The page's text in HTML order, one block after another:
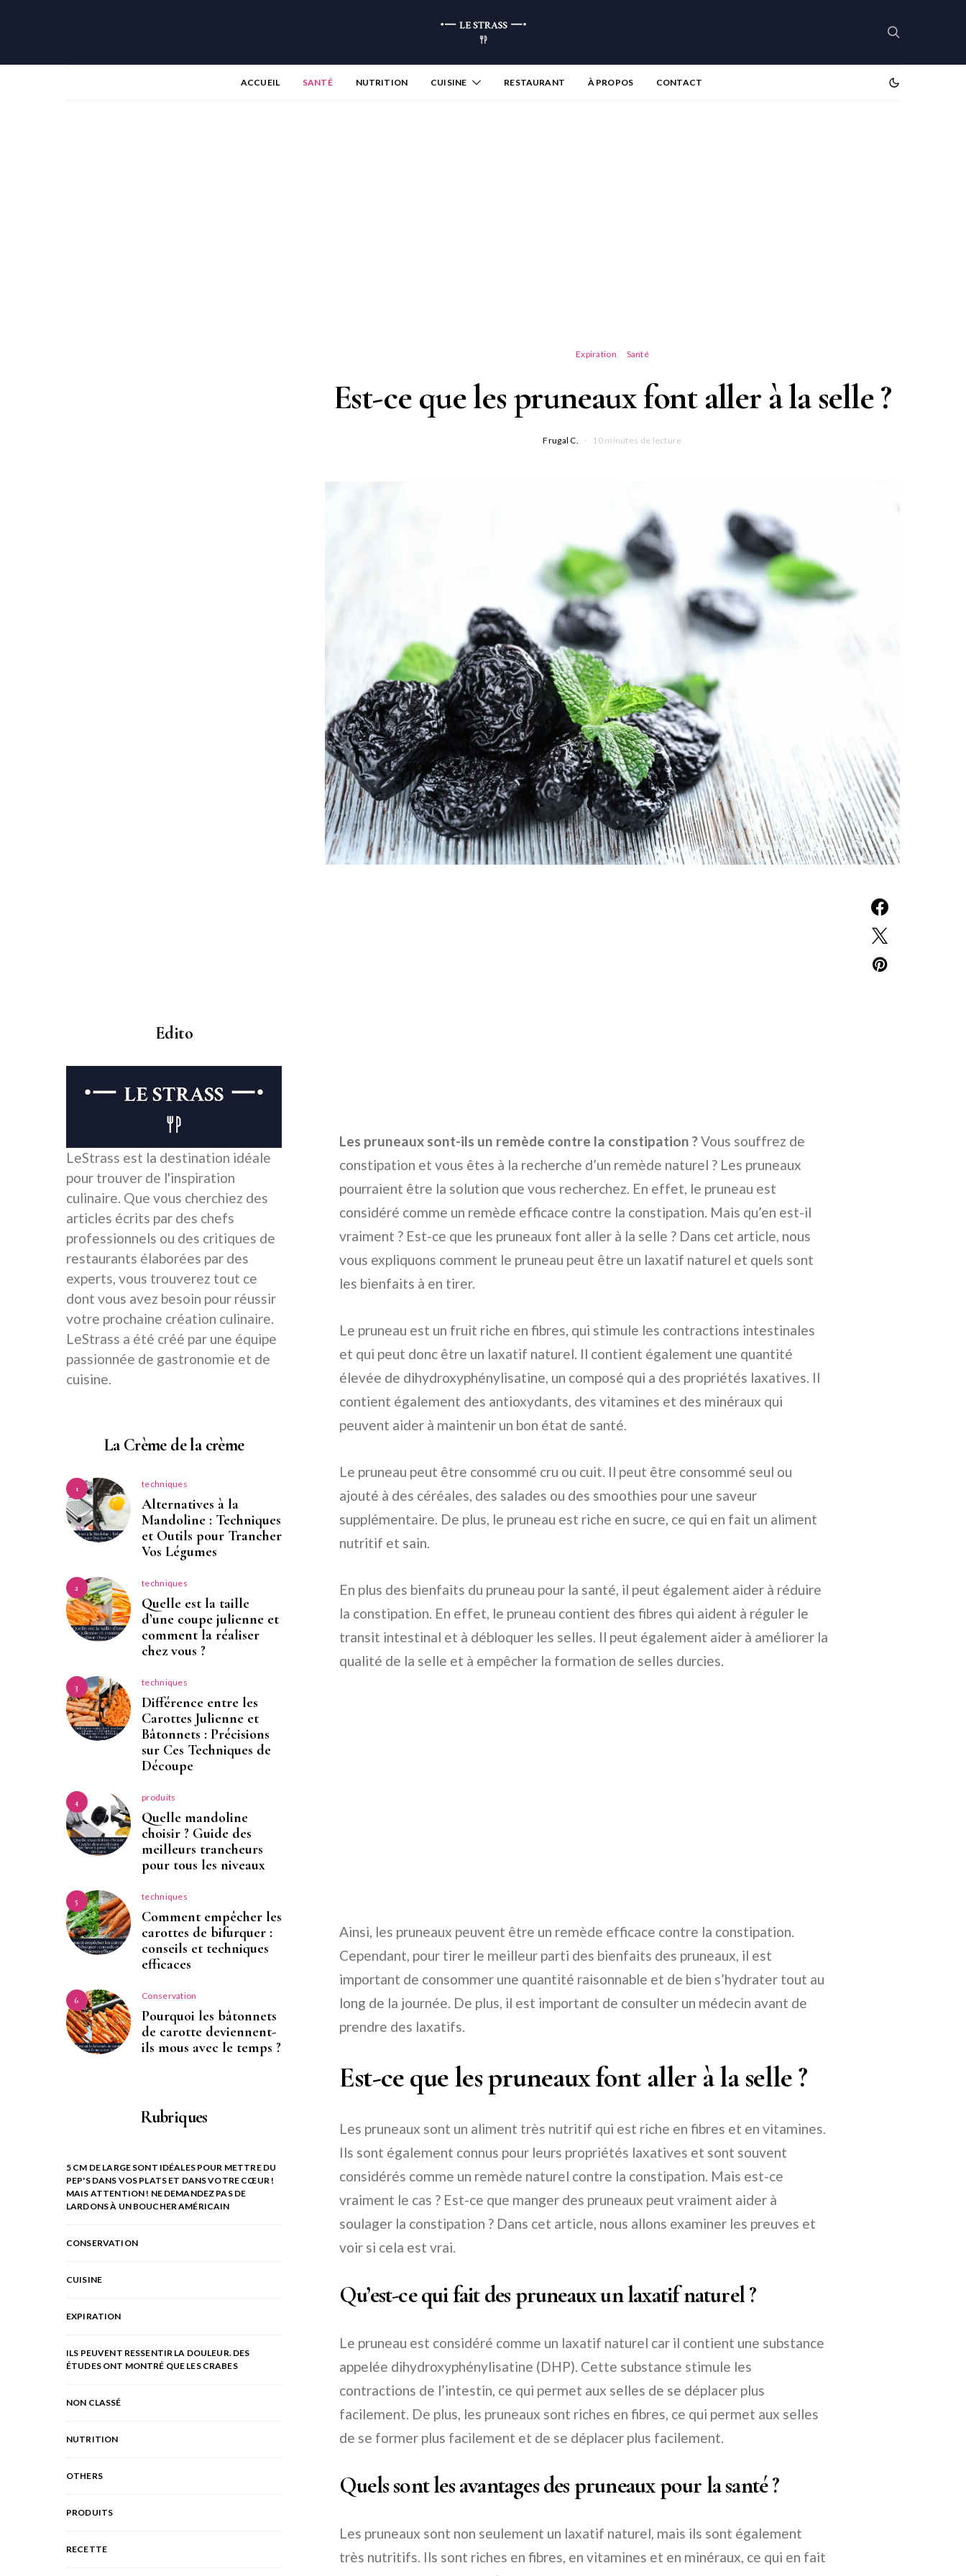
ACCUEIL SANTÉ NUTRITION CUISINE RESTAURANT À PROPOS CONTACT
Expiration Santé
Est-ce que les pruneaux font aller à la selle ?
Frugal C. 10 minutes de lecture
Les pruneaux sont-ils un remède contre la constipation ?Vous souffrez de
constipation et vous êtes à la recherche d’un remède naturel ? Les pruneaux
pourraient être la solution que vous recherchez. En effet, le pruneau est
considéré comme un remède efficace contre la constipation. Mais qu’en est-il
vraiment ? Est-ce que les pruneaux font aller à la selle ? Dans cet article, nous
vous expliquons comment le pruneau peut être un laxatif naturel et quels sont
les bienfaits à en tirer.
Le pruneau est un fruit riche en fibres, qui stimule les contractions intestinales
et qui peut donc être un laxatif naturel. Il contient également une quantité
élevée de dihydroxyphénylisatine, un composé qui a des propriétés laxatives. Il
contient également des antioxydants, des vitamines et des minéraux qui
peuvent aider à maintenir un bon état de santé.
Le pruneau peut être consommé cru ou cuit. Il peut être consommé seul ou
ajouté à des céréales, des salades ou des smoothies pour une saveur
supplémentaire. De plus, le pruneau est riche en sucre, ce qui en fait un aliment
nutritif et sain.
En plus des bienfaits du pruneau pour la santé, il peut également aider à réduire
la constipation. En effet, le pruneau contient des fibres qui aident à réguler le
transit intestinal et à débloquer les selles. Il peut également aider à améliorer la
qualité de la selle et à empêcher la formation de selles durcies.
Ainsi, les pruneaux peuvent être un remède efficace contre la constipation.
Cependant, pour tirer le meilleur parti des bienfaits des pruneaux, il est
important de consommer une quantité raisonnable et de bien s’hydrater tout au
long de la journée. De plus, il est important de consulter un médecin avant de
prendre des laxatifs.
Est-ce que les pruneaux font aller à la selle ?
Les pruneaux sont un aliment très nutritif qui est riche en fibres et en vitamines.
Ils sont également connus pour leurs propriétés laxatives et sont souvent
considérés comme un remède naturel contre la constipation. Mais est-ce
vraiment le cas ? Est-ce que manger des pruneaux peut vraiment aider à
soulager la constipation ? Dans cet article, nous allons examiner les preuves et
voir si cela est vrai.
Qu’est-ce qui fait des pruneaux un laxatif naturel ?
Le pruneau est considéré comme un laxatif naturel car il contient une substance
appelée dihydroxyphénylisatine (DHP). Cette substance stimule les
contractions de l’intestin, ce qui permet aux selles de se déplacer plus
facilement. De plus, les pruneaux sont riches en fibres, ce qui permet aux selles
de se former plus facilement et de se déplacer plus facilement.
Quels sont les avantages des pruneaux pour la santé ?
Les pruneaux sont non seulement un laxatif naturel, mais ils sont également
très nutritifs. Ils sont riches en fibres, en vitamines et en minéraux, ce qui en fait
Edito
LeStrass est la destination idéale
pour trouver de l'inspiration
culinaire. Que vous cherchiez des
articles écrits par des chefs
professionnels ou des critiques de
restaurants élaborées par des
experts, vous trouverez tout ce
dont vous avez besoin pour réussir
votre prochaine création culinaire.
LeStrass a été créé par une équipe
passionnée de gastronomie et de
cuisine.
La Crème de la crème
1 techniques
Alternatives à la
Mandoline : Techniques
et Outils pour Trancher
Vos Légumes
2 techniques
Quelle est la taille
d’une coupe julienne et
comment la réaliser
chez vous ?
3 techniques
Différence entre les
Carottes Julienne et
Bâtonnets : Précisions
sur Ces Techniques de
Découpe
4 produits
Quelle mandoline
choisir ? Guide des
meilleurs trancheurs
pour tous les niveaux
5 techniques
Comment empêcher les
carottes de bifurquer :
conseils et techniques
efficaces
6 Conservation
Pourquoi les bâtonnets
de carotte deviennent-
ils mous avec le temps ?
Rubriques
5 CM DE LARGE SONT IDÉALES POUR METTRE DU
PEP'S DANS VOS PLATS ET DANS VOTRE CŒUR !
MAIS ATTENTION ! NE DEMANDEZ PAS DE
LARDONS À UN BOUCHER AMÉRICAIN
CONSERVATION
CUISINE
EXPIRATION
ILS PEUVENT RESSENTIR LA DOULEUR. DES
ÉTUDES ONT MONTRÉ QUE LES CRABES
NON CLASSÉ
NUTRITION
OTHERS
PRODUITS
RECETTE